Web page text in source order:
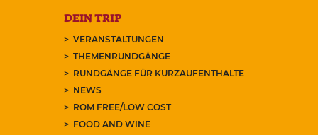
DEIN TRIP
VERANSTALTUNGEN
THEMENRUNDGÄNGE
RUNDGÄNGE FÜR KURZAUFENTHALTE
NEWS
ROM FREE/LOW COST
FOOD AND WINE